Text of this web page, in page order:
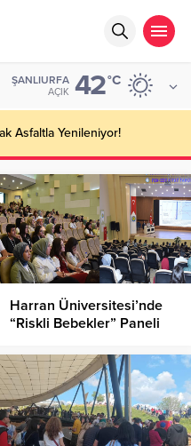
ŞANLIURFA
AÇIK 42°C
Asfaltla Yenileniyor!
Harran Üniversitesi’nde
“Riskli Bebekler” Paneli
Düzenlendi!